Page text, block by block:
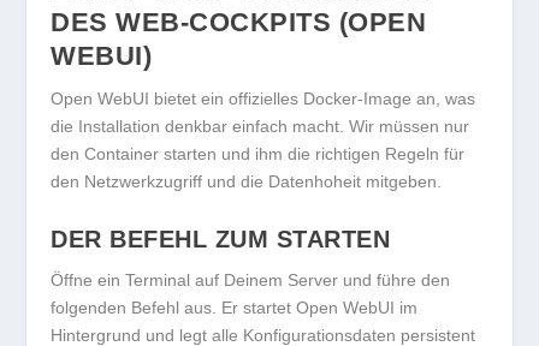
DES WEB-COCKPITS (OPEN
WEBUI)
Open WebUI bietet ein offizielles Docker-Image an, was
die Installation denkbar einfach macht. Wir müssen nur
den Container starten und ihm die richtigen Regeln für
den Netzwerkzugriff und die Datenhoheit mitgeben.
DER BEFEHL ZUM STARTEN
Öffne ein Terminal auf Deinem Server und führe den
folgenden Befehl aus. Er startet Open WebUI im
Hintergrund und legt alle Konfigurationsdaten persistent